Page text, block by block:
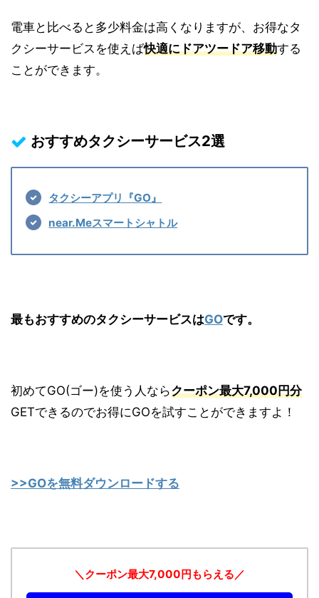
電車と比べると多少料金は高くなりますが、お得なタ
クシーサービスを使えば快適にドアツードア移動する
ことができます。
おすすめタクシーサービス2選
タクシーアプリ『GO』
near.Meスマートシャトル
最もおすすめのタクシーサービスはGOです。
初めてGO(ゴー)を使う人ならクーポン最大7,000円分
GETできるのでお得にGOを試すことができますよ！
>>GOを無料ダウンロードする
＼クーポン最大7,000円もらえる／